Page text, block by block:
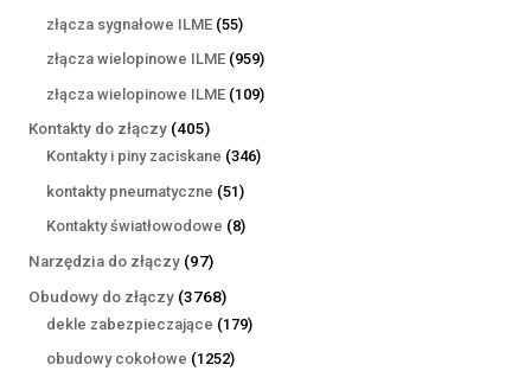
złącza sygnałowe ILME 5555
produktów
złącza wielopinowe ILME 959959
produktów
złącza wielopinowe ILME 109109
Kontakty do złączy 405405
produktów
Kontakty i piny zaciskane 346346
kontakty pneumatyczne 5151
produktów
Kontakty światłowodowe 88
Narzędzia do złączy 9797
produktów
Obudowy do złączy 37683768
produktów
dekle zabezpieczające 179179
obudowy cokołowe 12521252